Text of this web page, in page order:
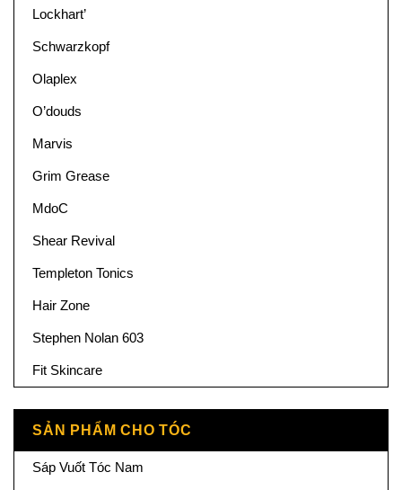
Lockhart’
Schwarzkopf
Olaplex
O’douds
Marvis
Grim Grease
MdoC
Shear Revival
Templeton Tonics
Hair Zone
Stephen Nolan 603
Fit Skincare
SẢN PHẨM CHO TÓC
Sáp Vuốt Tóc Nam